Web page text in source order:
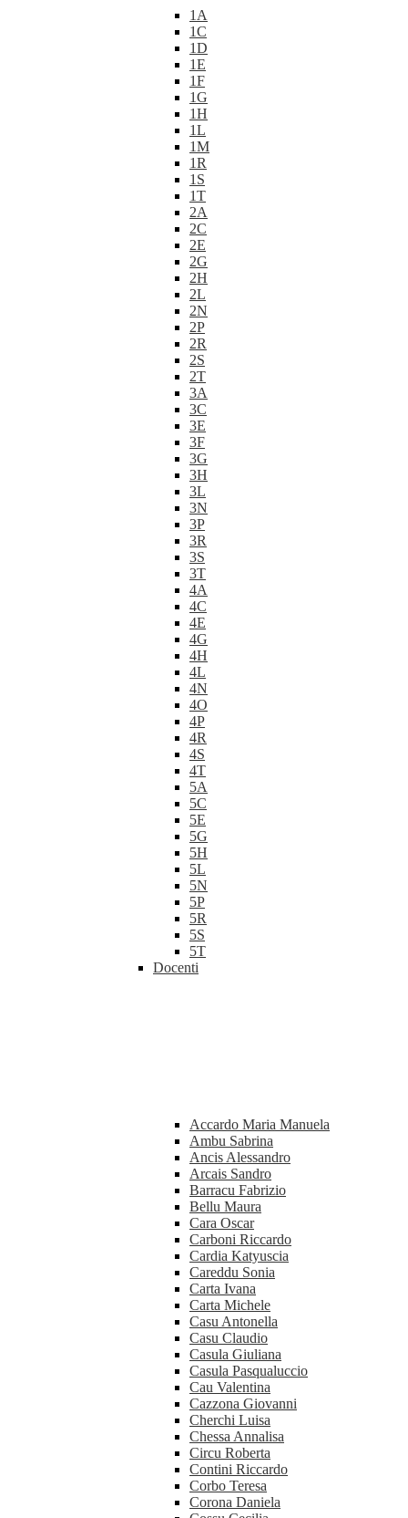
1A
1C
1D
1E
1F
1G
1H
1L
1M
1R
1S
1T
2A
2C
2E
2G
2H
2L
2N
2P
2R
2S
2T
3A
3C
3E
3F
3G
3H
3L
3N
3P
3R
3S
3T
4A
4C
4E
4G
4H
4L
4N
4O
4P
4R
4S
4T
5A
5C
5E
5G
5H
5L
5N
5P
5R
5S
5T
Docenti
Accardo Maria Manuela
Ambu Sabrina
Ancis Alessandro
Arcais Sandro
Barracu Fabrizio
Bellu Maura
Cara Oscar
Carboni Riccardo
Cardia Katyuscia
Careddu Sonia
Carta Ivana
Carta Michele
Casu Antonella
Casu Claudio
Casula Giuliana
Casula Pasqualuccio
Cau Valentina
Cazzona Giovanni
Cherchi Luisa
Chessa Annalisa
Circu Roberta
Contini Riccardo
Corbo Teresa
Corona Daniela